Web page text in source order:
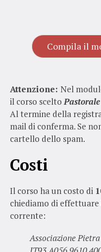
Compila il
Attenzione: Nel
il corso scelto
Al termine della
mail di conferma. Se
cartello dello spam.
Costi
Il corso ha un costo di
chiediamo di
corrente:
Associazione